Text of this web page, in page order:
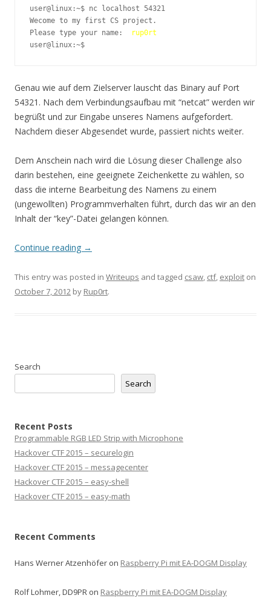
user@linux:~$ nc localhost 54321
Wecome to my first CS project.
Please type your name:
rup0rt
user@linux:~$
Genau wie auf dem Zielserver lauscht das Binary auf Port
54321. Nach dem Verbindungsaufbau mit “netcat” werden wir
begrüßt und zur Eingabe unseres Namens aufgefordert.
Nachdem dieser Abgesendet wurde, passiert nichts weiter.
Dem Anschein nach wird die Lösung dieser Challenge also
darin bestehen, eine geeignete Zeichenkette zu wählen, so
dass die interne Bearbeitung des Namens zu einem
(ungewollten) Programmverhalten führt, durch das wir an den
Inhalt der “key”-Datei gelangen können.
Continue reading →
This entry was posted in Writeups and tagged csaw, ctf, exploit on
October 7, 2012 by Rup0rt.
Search
Search
Recent Posts
Programmable RGB LED Strip with Microphone
Hackover CTF 2015 – securelogin
Hackover CTF 2015 – messagecenter
Hackover CTF 2015 – easy-shell
Hackover CTF 2015 – easy-math
Recent Comments
Hans Werner Atzenhöfer on Raspberry Pi mit EA-DOGM Display
Rolf Lohmer, DD9PR on Raspberry Pi mit EA-DOGM Display